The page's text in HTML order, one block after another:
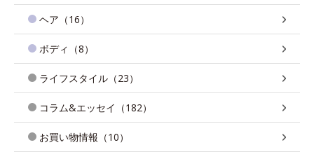
ヘア（16）
ボディ（8）
ライフスタイル（23）
コラム&エッセイ（182）
お買い物情報（10）